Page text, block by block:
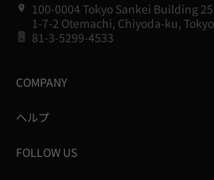
100-0004 Tokyo Sankei Building
1-7-2 Otemachi, Chiyoda-ku,
81-3-5299-4533
COMPANY
ヘルプ
FOLLOW US